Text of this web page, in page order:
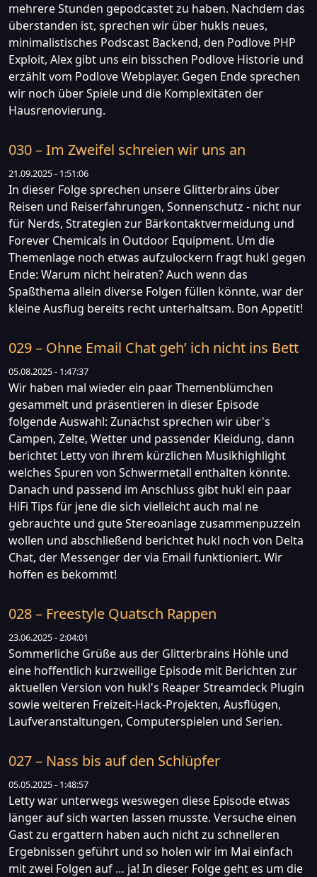
mehrere Stunden gepodcastet zu haben. Nachdem das
überstanden ist, sprechen wir über hukls neues,
minimalistisches Podscast Backend, den Podlove PHP
Exploit, Alex gibt uns ein bisschen Podlove Historie und
erzählt vom Podlove Webplayer. Gegen Ende sprechen
wir noch über Spiele und die Komplexitäten der
Hausrenovierung.
030 – Im Zweifel schreien wir uns an
21.09.2025 - 1:51:06
In dieser Folge sprechen unsere Glitterbrains über
Reisen und Reiserfahrungen, Sonnenschutz - nicht nur
für Nerds, Strategien zur Bärkontaktvermeidung und
Forever Chemicals in Outdoor Equipment. Um die
Themenlage noch etwas aufzulockern fragt hukl gegen
Ende: Warum nicht heiraten? Auch wenn das
Spaßthema allein diverse Folgen füllen könnte, war der
kleine Ausflug bereits recht unterhaltsam. Bon Appetit!
029 – Ohne Email Chat geh’ ich nicht ins Bett
05.08.2025 - 1:47:37
Wir haben mal wieder ein paar Themenblümchen
gesammelt und präsentieren in dieser Episode
folgende Auswahl: Zunächst sprechen wir über's
Campen, Zelte, Wetter und passender Kleidung, dann
berichtet Letty von ihrem kürzlichen Musikhighlight
welches Spuren von Schwermetall enthalten könnte.
Danach und passend im Anschluss gibt hukl ein paar
HiFi Tips für jene die sich vielleicht auch mal ne
gebrauchte und gute Stereoanlage zusammenpuzzeln
wollen und abschließend berichtet hukl noch von Delta
Chat, der Messenger der via Email funktioniert. Wir
hoffen es bekommt!
028 – Freestyle Quatsch Rappen
23.06.2025 - 2:04:01
Sommerliche Grüße aus der Glitterbrains Höhle und
eine hoffentlich kurzweilige Episode mit Berichten zur
aktuellen Version von hukl's Reaper Streamdeck Plugin
sowie weiteren Freizeit-Hack-Projekten, Ausflügen,
Laufveranstaltungen, Computerspielen und Serien.
027 – Nass bis auf den Schlüpfer
05.05.2025 - 1:48:57
Letty war unterwegs weswegen diese Episode etwas
länger auf sich warten lassen musste. Versuche einen
Gast zu ergattern haben auch nicht zu schnelleren
Ergebnissen geführt und so holen wir im Mai einfach
mit zwei Folgen auf … ja! In dieser Folge geht es um die